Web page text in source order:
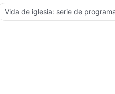
Vida de iglesia: serie de